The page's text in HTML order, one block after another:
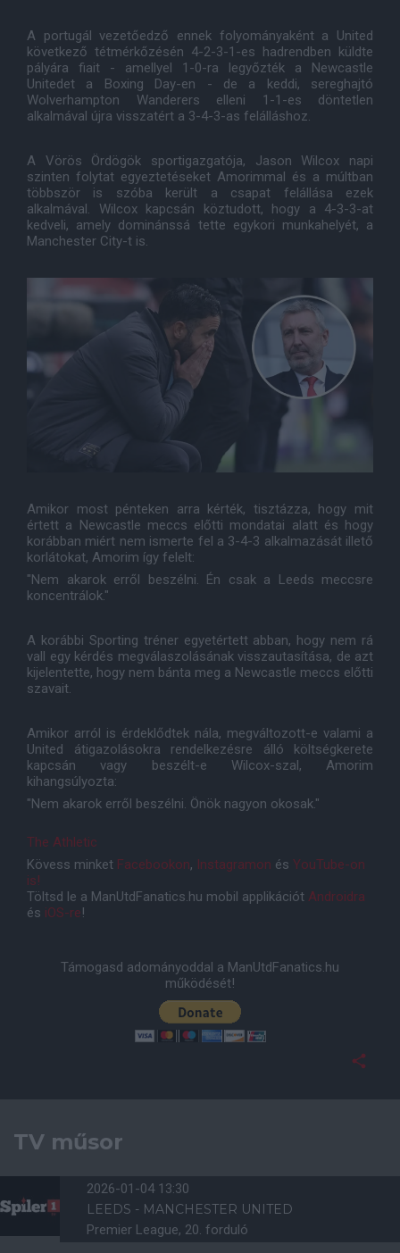
A portugál vezetőedző ennek folyományaként a United
következő tétmérkőzésén 4-2-3-1-es hadrendben küldte
pályára fiait - amellyel 1-0-ra legyőzték a Newcastle
Unitedet a Boxing Day-en - de a keddi, sereghajtó
Wolverhampton Wanderers elleni 1-1-es döntetlen
alkalmával újra visszatért a 3-4-3-as felálláshoz.
A Vörös Ördögök sportigazgatója, Jason Wilcox napi
szinten folytat egyeztetéseket Amorimmal és a múltban
többször is szóba került a csapat felállása ezek
alkalmával. Wilcox kapcsán köztudott, hogy a 4-3-3-at
kedveli, amely dominánssá tette egykori munkahelyét, a
Manchester City-t is.
Amikor most pénteken arra kérték, tisztázza, hogy mit
értett a Newcastle meccs előtti mondatai alatt és hogy
korábban miért nem ismerte fel a 3-4-3 alkalmazását illető
korlátokat, Amorim így felelt:
"Nem akarok erről beszélni. Én csak a Leeds meccsre
koncentrálok."
A korábbi Sporting tréner egyetértett abban, hogy nem rá
vall egy kérdés megválaszolásának visszautasítása, de azt
kijelentette, hogy nem bánta meg a Newcastle meccs előtti
szavait.
Amikor arról is érdeklődtek nála, megváltozott-e valami a
United átigazolásokra rendelkezésre álló költségkerete
kapcsán vagy beszélt-e Wilcox-szal, Amorim
kihangsúlyozta:
"Nem akarok erről beszélni. Önök nagyon okosak."
The Athletic
Kövess minket Facebookon, Instagramon és YouTube-on
is!
Töltsd le a ManUtdFanatics.hu mobil applikációt Androidra
és iOS-re!
Támogasd adományoddal a ManUtdFanatics.hu
működését!
TV műsor
2026-01-04 13:30
LEEDS - MANCHESTER UNITED
Premier League, 20. forduló